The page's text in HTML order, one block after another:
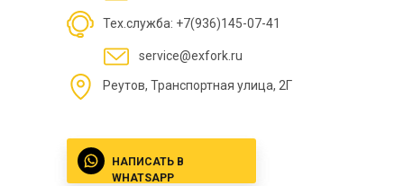
service@exfork.ru
Реутов, Транспортная улица, 2Г
Тех.служба: +7(936)145-07-41
НАПИСАТЬ В
WHATSAPP